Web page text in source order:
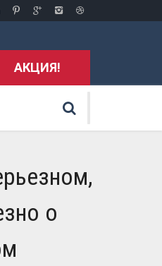
АКЦИЯ!
о